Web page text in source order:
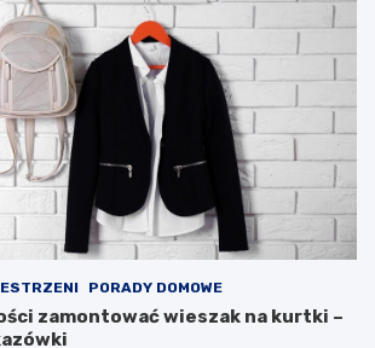
PORADY DOMOWE
zamontować wieszak na kurtki –